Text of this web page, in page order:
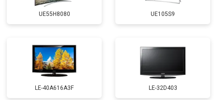
UE55H8080 UE105S9
LE-40A616A3F LE-32D403